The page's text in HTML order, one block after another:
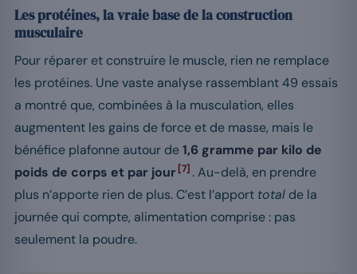
Les protéines, la vraie base de la construction
musculaire
Pour réparer et construire le muscle, rien ne remplace
les protéines. Une vaste analyse rassemblant 49 essais
a montré que, combinées à la musculation, elles
augmentent les gains de force et de masse, mais le
bénéfice plafonne autour de1,6 gramme par kilo de
poids de corps et par jour [7]. Au-delà, en prendre
plus n’apporte rien de plus. C’est l’apport total de la
journée qui compte, alimentation comprise : pas
seulement la poudre.